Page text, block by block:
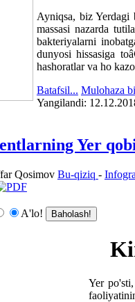
Ayniqsa, biz Yerdagi
massasi nazarda
bakteriyalarni
dunyosi hissasiga
hashoratlar va ho
Batafsil... Mulohaza
Yangilаndi:
Yer
Qosimov Bu-qiziq -
A'lo!
Yer